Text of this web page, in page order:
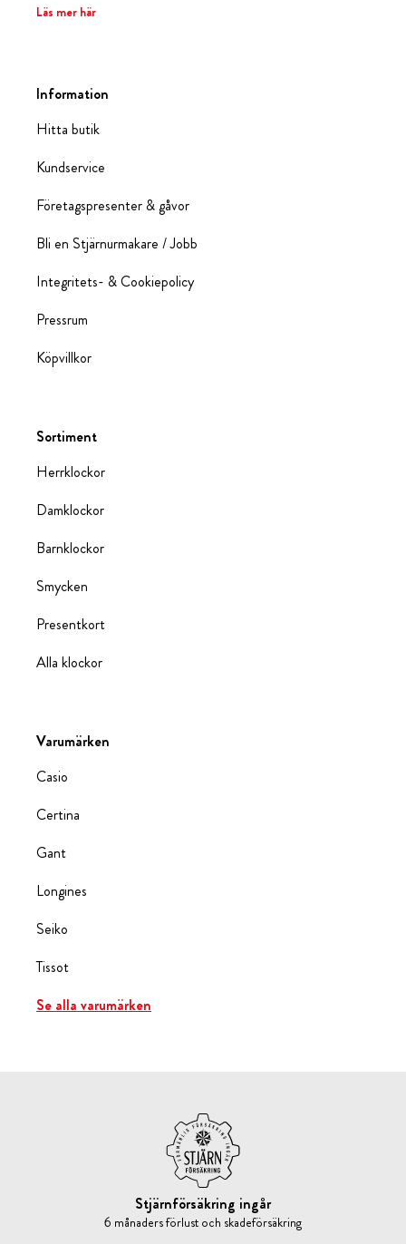
Läs mer här
Information
Hitta butik
Kundservice
Företagspresenter & gåvor
Bli en Stjärnurmakare / Jobb
Integritets- & Cookiepolicy
Pressrum
Köpvillkor
Sortiment
Herrklockor
Damklockor
Barnklockor
Smycken
Presentkort
Alla klockor
Varumärken
Casio
Certina
Gant
Longines
Seiko
Tissot
Se alla varumärken
Stjärnförsäkring ingår
6 månaders förlust och skadeförsäkring